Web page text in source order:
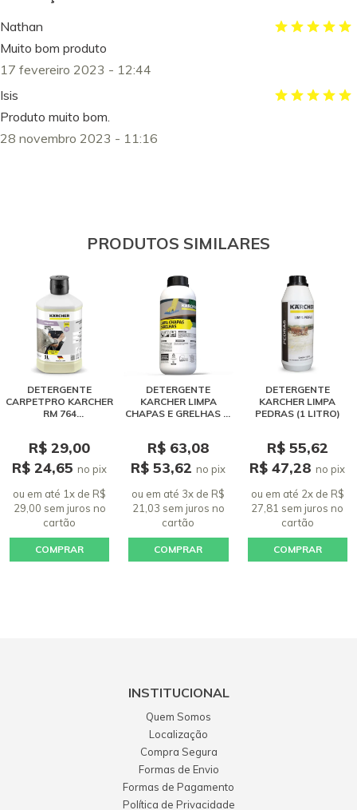
Nathan
Muito bom produto
17 fevereiro 2023 - 12:44
Isis
Produto muito bom.
28 novembro 2023 - 11:16
PRODUTOS SIMILARES
DETERGENTE
CARPETPRO KARCHER
RM 764
R$ 29,00
R$ 24,65no pix
ou em até 1x de R$
29,00 sem juros no
cartão
COMPRAR
DETERGENTE
KARCHER LIMPA
CHAPAS E GRELHAS (1
R$ 63,08
R$ 53,62no pix
ou em até 3x de R$
21,03 sem juros no
cartão
COMPRAR
DETERGENTE
KARCHER LIMPA
PEDRAS (1 LITRO)
R$ 55,62
R$ 47,28no pix
ou em até 2x de R$
27,81 sem jurosno
cartão
COMPRAR
INSTITUCIONAL
Quem Somos
Localização
Compra Segura
Formas de Envio
Formas de Pagamento
Política de Privacidade